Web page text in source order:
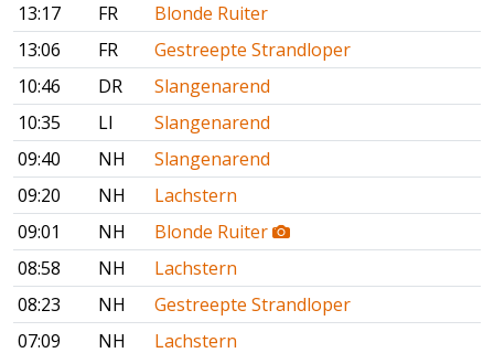
13:17
FR
Blonde Ruiter
13:06
FR
Gestreepte Strandloper
10:46
DR
Slangenarend
10:35
LI
Slangenarend
09:40
NH
Slangenarend
09:20
NH
Lachstern
09:01
NH
Blonde Ruiter
08:58
NH
Lachstern
08:23
NH
Gestreepte Strandloper
07:09
NH
Lachstern